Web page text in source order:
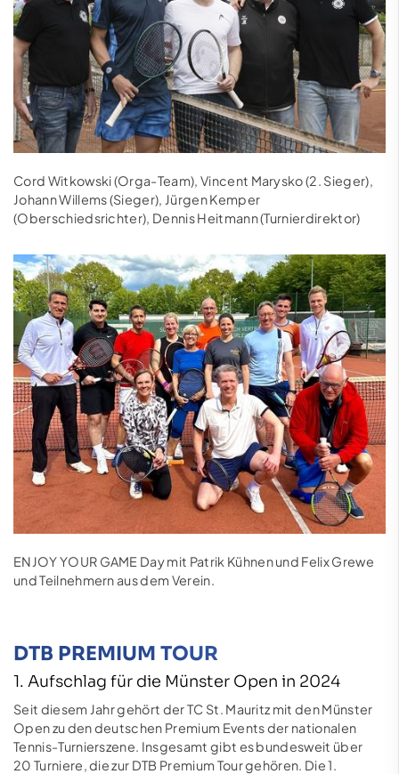
Cord Witkowski (Orga-Team), Vincent Marysko (2. Sieger),
Johann Willems (Sieger), Jürgen Kemper
(Oberschiedsrichter), Dennis Heitmann (Turnierdirektor)
ENJOY YOUR GAME Day mit Patrik Kühnen und Felix Grewe
und Teilnehmern aus dem Verein.
DTB PREMIUM TOUR
1. Aufschlag für die Münster Open in 2024
Seit diesem Jahr gehört der TC St. Mauritz mit den Münster
Open zu den deutschen Premium Events der nationalen
Tennis-Turnierszene. Insgesamt gibt es bundesweit über
20 Turniere, die zur DTB Premium Tour gehören. Die 1.